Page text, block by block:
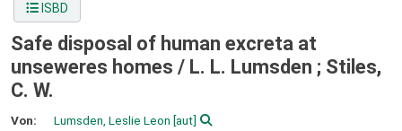
ISBD
Safe disposal of human excreta at
unseweres homes / L. L. Lumsden ; Stiles,
C. W.
Von: Lumsden, Leslie Leon [aut]